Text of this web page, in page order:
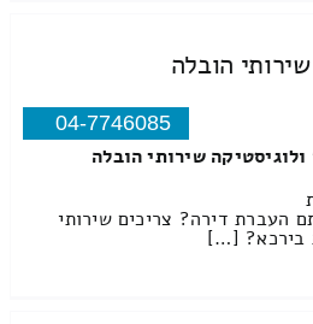
הובלה
04-7746085
ולוגיסטיקה שירותי הובלה
העברת דירה? צריכים שירותי
בירכא? […]